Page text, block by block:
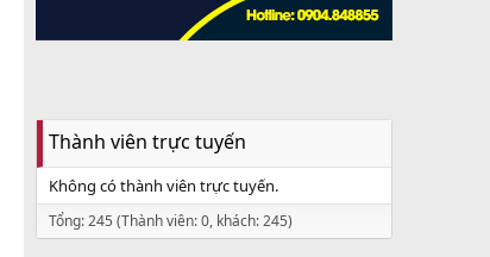
Thành viên trực tuyến
Không có thành viên trực tuyến.
Tổng: 245 (Thành viên: 0, khách: 245)